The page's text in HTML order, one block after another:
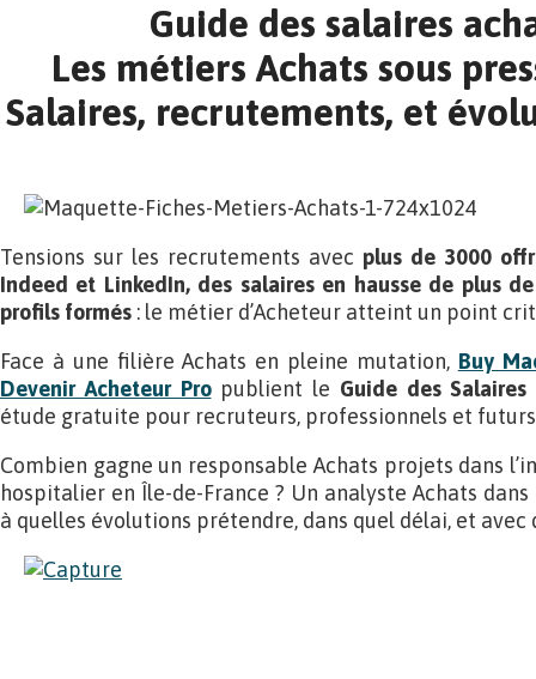
Guide des salaires
Les métiers Achats sous
Salaires, recrutements, et
Tensions sur les recrutements avec plus de 3000
Indeed et LinkedIn, des salaires en hausse de plus
profils formés : le métier d’Acheteur atteint un point
Face à une filière Achats en pleine mutation, Buy
Devenir Acheteur Propublient le Guide des
étude gratuite pour recruteurs, professionnels et
Combien gagne un responsable Achats projets dans
hospitalier en Île-de-France ? Un analyste Achats
à quelles évolutions prétendre, dans quel délai, et avec